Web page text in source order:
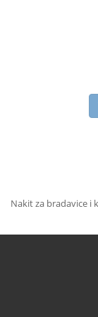
Nakit za bradavice i